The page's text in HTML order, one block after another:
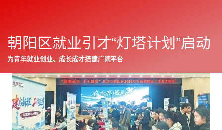
朝阳报
2026年04月13日
显
隐
边
栏
往期
朝阳区就业引才“灯塔计划”启动
为青年就业创业、成长成才搭建广阔平台
下一篇